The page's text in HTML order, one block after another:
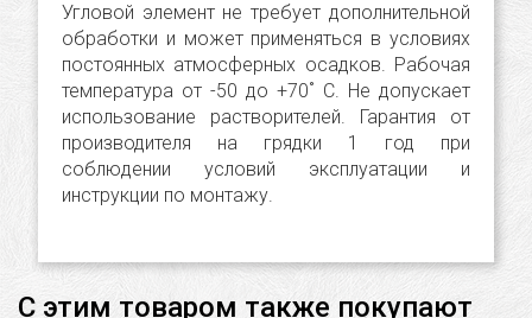
Угловой элемент не требует дополнительной
обработки и может применяться в условиях
постоянных атмосферных осадков. Рабочая
температура от -50 до +70˚ C. Не допускает
использование растворителей. Гарантия от
производителя на грядки 1 год при
соблюдении условий эксплуатации и
инструкции по монтажу.
С этим товаром также покупают